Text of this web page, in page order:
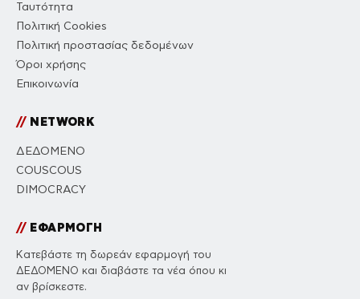
Ταυτότητα
Πολιτική Cookies
Πολιτική προστασίας δεδομένων
Όροι χρήσης
Επικοινωνία
//NETWORK
ΔΕΔΟΜΕΝΟ
COUSCOUS
DIMOCRACY
//ΕΦΑΡΜΟΓΗ
Κατεβάστε τη δωρεάν εφαρμογή του
ΔΕΔΟΜΕΝΟ και διαβάστε τα νέα όπου κι
αν βρίσκεστε.